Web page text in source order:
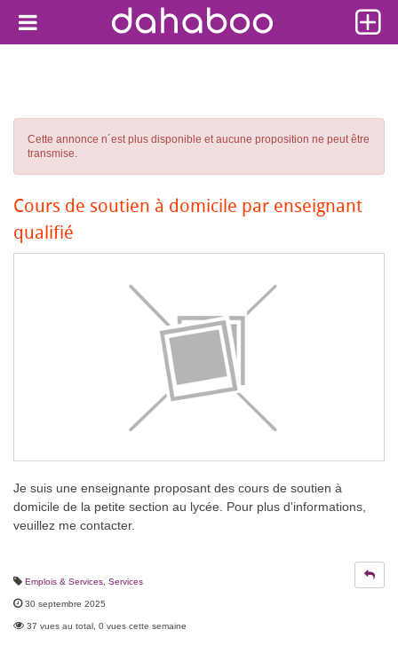
Cette annonce n´est plus disponible et aucune proposition ne peut être
transmise.
Cours de soutien à domicile par enseignant
qualifié
Je suis une enseignante proposant des cours de soutien à
domicile de la petite section au lycée. Pour plus d'informations,
veuillez me contacter.
Emplois & Services Services
30 septembre 2025
37 vues au total, 0 vues cette semaine